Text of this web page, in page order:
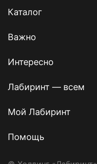
Каталог
Важно
Интересно
Лабиринт — всем
Мой Лабиринт
Помощь